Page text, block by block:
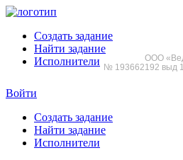
Создать задание
Найти задание
Исполнители
ООО
№ 193662192 выд
Войти
Создать задание
Найти задание
Исполнители